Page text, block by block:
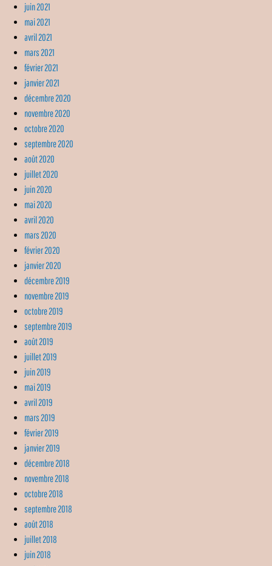
juin 2021
mai 2021
avril 2021
mars 2021
février 2021
janvier 2021
décembre 2020
novembre 2020
octobre 2020
septembre 2020
août 2020
juillet 2020
juin 2020
mai 2020
avril 2020
mars 2020
février 2020
janvier 2020
décembre 2019
novembre 2019
octobre 2019
septembre 2019
août 2019
juillet 2019
juin 2019
mai 2019
avril 2019
mars 2019
février 2019
janvier 2019
décembre 2018
novembre 2018
octobre 2018
septembre 2018
août 2018
juillet 2018
juin 2018